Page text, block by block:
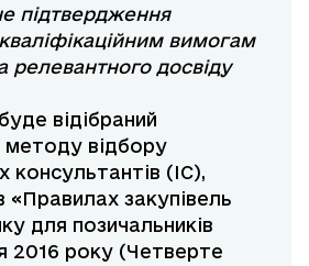
підтвердження
кваліфікаційним вимогам
релевантного досвіду
відібраний
методу відбору
консультантів (IC),
«Правилах закупівель
для позичальників
2016 року (Четверте